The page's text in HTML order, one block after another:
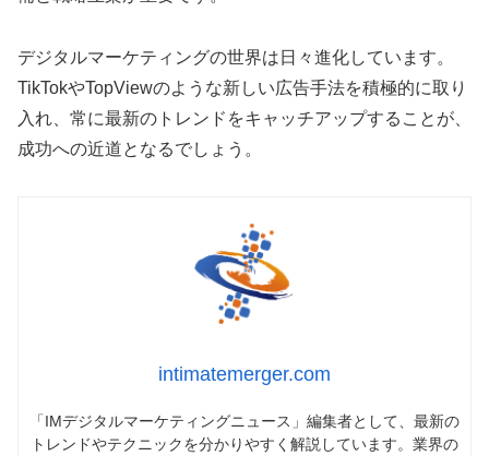
デジタルマーケティングの世界は日々進化しています。
TikTokやTopViewのような新しい広告手法を積極的に取り
入れ、常に最新のトレンドをキャッチアップすることが、
成功への近道となるでしょう。
intimatemerger.com
「IMデジタルマーケティングニュース」編集者として、最新の
トレンドやテクニックを分かりやすく解説しています。業界の